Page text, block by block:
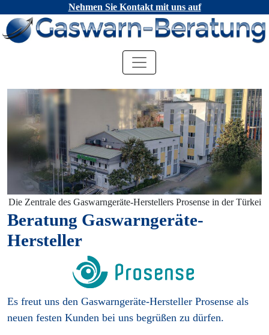
Nehmen Sie Kontakt mit uns auf
Die Zentrale des Gaswarngeräte-Herstellers Prosense in der Türkei
Beratung Gaswarngeräte-
Hersteller
Es freut uns den Gaswarngeräte-Hersteller Prosense als
neuen festen Kunden bei uns begrüßen zu dürfen.